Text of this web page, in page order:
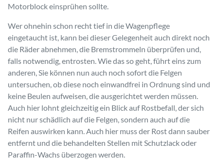
Motorblock einsprühen sollte.
Wer ohnehin schon recht tief in die Wagenpflege
eingetaucht ist, kann bei dieser Gelegenheit auch direkt noch
die Räder abnehmen, die Bremstrommeln überprüfen und,
falls notwendig, entrosten. Wie das so geht, führt eins zum
anderen, Sie können nun auch noch sofort die Felgen
untersuchen, ob diese noch einwandfrei in Ordnung sind und
keine Beulen aufweisen, die ausgerichtet werden müssen.
Auch hier lohnt gleichzeitig ein Blick auf Rostbefall, der sich
nicht nur schädlich auf die Felgen, sondern auch auf die
Reifen auswirken kann. Auch hier muss der Rost dann sauber
entfernt und die behandelten Stellen mit Schutzlack oder
Paraffin-Wachs überzogen werden.